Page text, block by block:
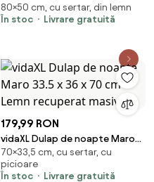
Stejar Artizanal 50 x 32,5 x
80cm
80×50 cm, cu sertar, din lemn
În stoc
Livrare gratuită
179,99 RON
vidaXL Dulap de noapte Maro
33.5 x 36 x 70 cm Lemn
recuperat masiv
70×33,5 cm, cu sertar, cu
picioare
În stoc
Livrare gratuită